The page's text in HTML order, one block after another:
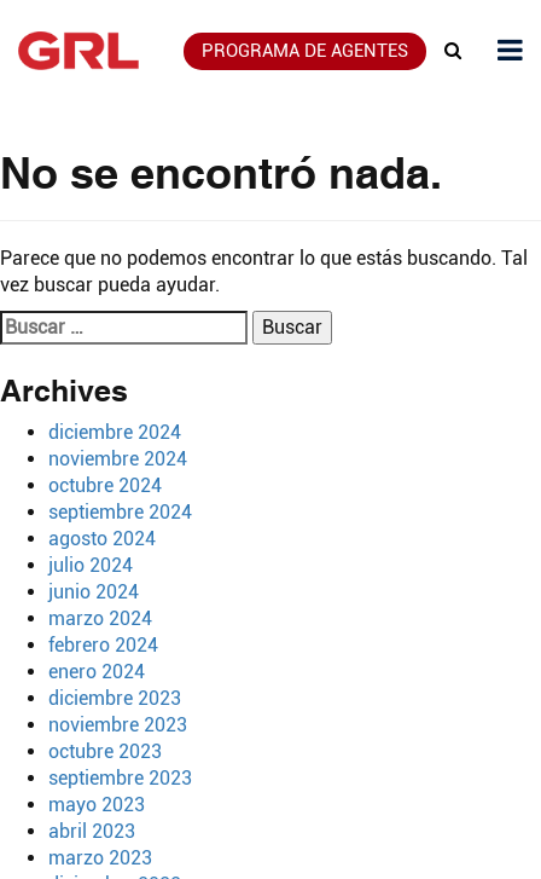
PROGRAMA DE AGENTES
No se encontró nada.
Parece que no podemos encontrar lo que estás buscando. Tal
vez buscar pueda ayudar.
Buscar:
Archives
diciembre 2024
noviembre 2024
octubre 2024
septiembre 2024
agosto 2024
julio 2024
junio 2024
marzo 2024
febrero 2024
enero 2024
diciembre 2023
noviembre 2023
octubre 2023
septiembre 2023
mayo 2023
abril 2023
marzo 2023